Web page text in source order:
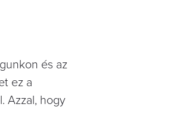
és az
ez a
Azzal, hogy